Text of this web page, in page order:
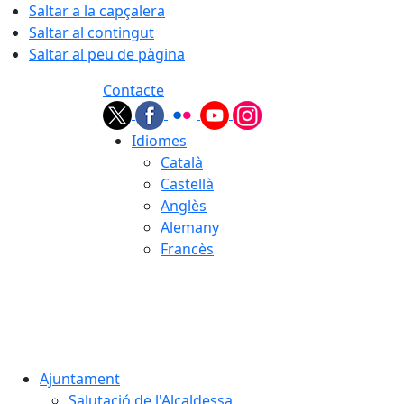
Saltar a la capçalera
Saltar al contingut
Saltar al peu de pàgina
Contacte
Idiomes
Català
Castellà
Anglès
Alemany
Francès
Ajuntament